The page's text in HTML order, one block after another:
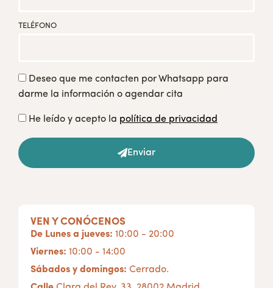
TELÉFONO
Deseo que me contacten por Whatsapp para
darme la información o agendar cita
He leído y acepto la política de privacidad
Enviar
VEN Y CONÓCENOS
De Lunes a jueves: 10:00 - 20:00
Viernes: 10:00 - 14:00
Sábados y domingos: Cerrado.